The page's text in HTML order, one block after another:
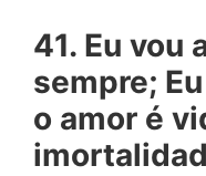
41. Eu vou
sempre;
o amor é